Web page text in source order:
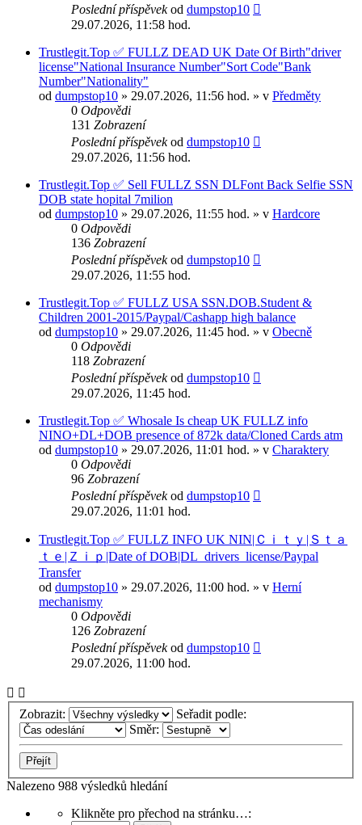
Poslední příspěvekod dumpstop10
29.07.2026, 11:58 hod.
Trustlegit.Top ✅ FULLZ DEAD UK Date Of Birth"driver
license"National Insurance Number"Sort Code"Bank
Number"Nationality"
od dumpstop10 » 29.07.2026, 11:56 hod. » v Předměty
0 Odpovědi
131 Zobrazení
Poslední příspěvekod dumpstop10
29.07.2026, 11:56 hod.
Trustlegit.Top ✅ Sell FULLZ SSN DLFont Back Selfie SSN
DOB state hopital 7milion
od dumpstop10 » 29.07.2026, 11:55 hod. » v Hardcore
0 Odpovědi
136 Zobrazení
Poslední příspěvekod dumpstop10
29.07.2026, 11:55 hod.
Trustlegit.Top ✅ FULLZ USA SSN.DOB.Student &
Сhildren 2001-2015/Paypal/Cashapp high balance
od dumpstop10 » 29.07.2026, 11:45 hod. » v Obecně
0 Odpovědi
118 Zobrazení
Poslední příspěvekod dumpstop10
29.07.2026, 11:45 hod.
Trustlegit.Top ✅ Whosale Is cheap UK FULLZ info
NINO+DL+DOB presence of 872k data/Cloned Cards atm
od dumpstop10 » 29.07.2026, 11:01 hod. » v Charaktery
0 Odpovědi
96 Zobrazení
Poslední příspěvekod dumpstop10
29.07.2026, 11:01 hod.
Trustlegit.Top ✅ FULLZ INFO UK NIN|Ｃｉｔｙ|Ｓｔａ
ｔｅ|Ｚｉｐ|Date of DOB|DL_drivers_license/Paypal
Transfer
od dumpstop10 » 29.07.2026, 11:00 hod. » v Herní
mechanismy
0 Odpovědi
126 Zobrazení
Poslední příspěvekod dumpstop10
29.07.2026, 11:00 hod.
Zobrazit:
Seřadit podle:
Směr:
Nalezeno 988 výsledků hledání
StránkaKlikněte pro přechod na stránku…: